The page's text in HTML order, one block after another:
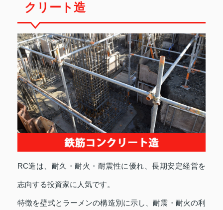
クリート造
RC造は、耐久・耐火・耐震性に優れ、長期安定経営を
志向する投資家に人気です。
特徴を壁式とラーメンの構造別に示し、耐震・耐火の利